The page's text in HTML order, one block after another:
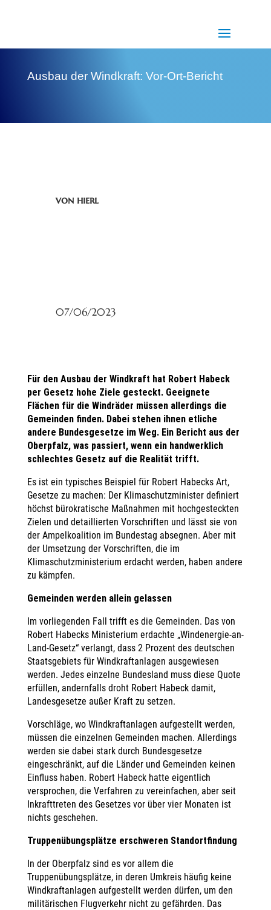
Ausbau der Windkraft: Vor-Ort-Bericht
von hierl
07/06/2023
Für den Ausbau der Windkraft hat Robert Habeck
per Gesetz hohe Ziele gesteckt. Geeignete
Flächen für die Windräder müssen allerdings die
Gemeinden finden. Dabei stehen ihnen etliche
andere Bundesgesetze im Weg. Ein Bericht aus der
Oberpfalz, was passiert, wenn ein handwerklich
schlechtes Gesetz auf die Realität trifft.
Es ist ein typisches Beispiel für Robert Habecks Art,
Gesetze zu machen: Der Klimaschutzminister definiert
höchst bürokratische Maßnahmen mit hochgesteckten
Zielen und detaillierten Vorschriften und lässt sie von
der Ampelkoalition im Bundestag absegnen. Aber mit
der Umsetzung der Vorschriften, die im
Klimaschutzministerium erdacht werden, haben andere
zu kämpfen.
Gemeinden werden allein gelassen
Im vorliegenden Fall trifft es die Gemeinden. Das von
Robert Habecks Ministerium erdachte „Windenergie-an-
Land-Gesetz“ verlangt, dass 2 Prozent des deutschen
Staatsgebiets für Windkraftanlagen ausgewiesen
werden. Jedes einzelne Bundesland muss diese Quote
erfüllen, andernfalls droht Robert Habeck damit,
Landesgesetze außer Kraft zu setzen.
Vorschläge, wo Windkraftanlagen aufgestellt werden,
müssen die einzelnen Gemeinden machen. Allerdings
werden sie dabei stark durch Bundesgesetze
eingeschränkt, auf die Länder und Gemeinden keinen
Einfluss haben. Robert Habeck hatte eigentlich
versprochen, die Verfahren zu vereinfachen, aber seit
Inkrafttreten des Gesetzes vor über vier Monaten ist
nichts geschehen.
Truppenübungsplätze erschweren Standortfindung
In der Oberpfalz sind es vor allem die
Truppenübungsplätze, in deren Umkreis häufig keine
Windkraftanlagen aufgestellt werden dürfen, um den
militärischen Flugverkehr nicht zu gefährden. Das